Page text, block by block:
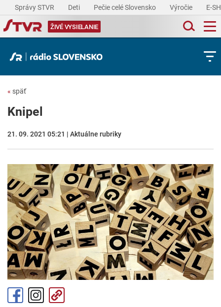
Správy STVR Deti Pečie celé Slovensko Výročie E-
ŽIVÉ VYSIELANIE
« späť
Knipel
21. 09. 2021 05:21 | Aktuálne rubriky